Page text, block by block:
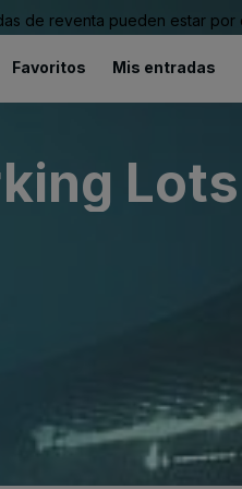
de reventa pueden estar
Favoritos Mis entradas